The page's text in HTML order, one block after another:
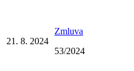
21. 8. 2024
Zmluva
53/2024